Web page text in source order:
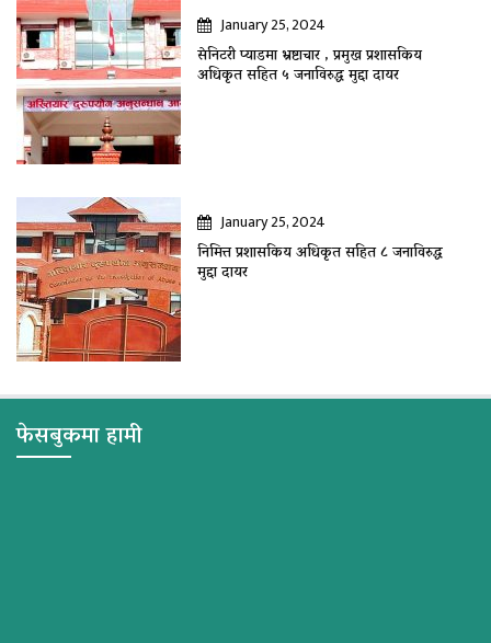
January 25, 2024
सेनिटरी प्याडमा भ्रष्टाचार , प्रमुख प्रशासकिय
अधिकृत सहित ५ जनाविरुद्ध मुद्दा दायर
January 25, 2024
निमित्त प्रशासकिय अधिकृत सहित ८ जनाविरुद्ध
मुद्दा दायर
फेसबुकमा हामी